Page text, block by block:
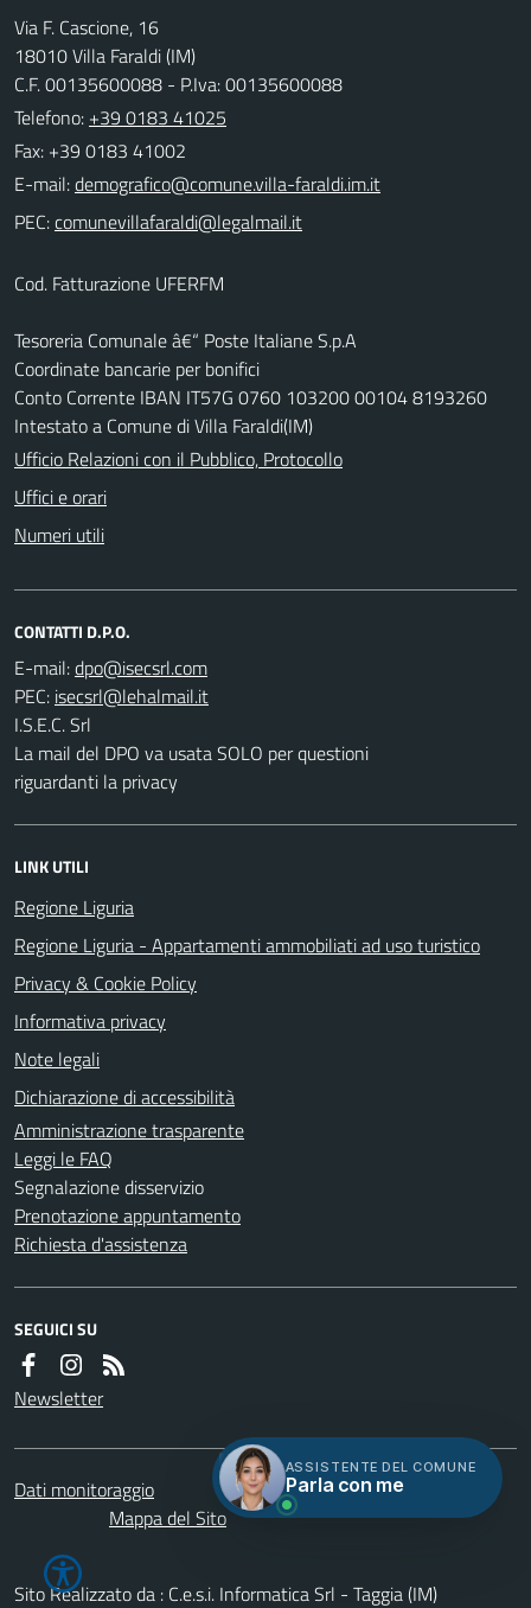
Via F. Cascione, 16
18010 Villa Faraldi (IM)
C.F. 00135600088 - P.Iva: 00135600088
Telefono: +39 0183 41025
Fax: +39 0183 41002
E-mail:
PEC:
Cod. Fatturazione UFERFM
Tesoreria Comunale â€“ Poste Italiane S.p.A
Coordinate bancarie per bonifici
Conto Corrente IBAN IT57G 0760 103200 00104 8193260
Intestato a Comune di Villa Faraldi(IM)
Ufficio Relazioni con il Pubblico, Protocollo
Uffici e orari
Numeri utili
CONTATTI D.P.O.
E-mail:
PEC:
I.S.E.C. Srl
La mail del DPO va usata SOLO per questioni
riguardanti la privacy
LINK UTILI
Regione Liguria
Regione Liguria - Appartamenti ammobiliati ad uso turistico
Privacy & Cookie Policy
Informativa privacy
Note legali
Dichiarazione di accessibilità
Amministrazione trasparente
Leggi le FAQ
Segnalazione disservizio
Prenotazione appuntamento
Richiesta d'assistenza
SEGUICI SU
Newsletter
Dati monitoraggio Servizi
Mappa del Sito
Sito Realizzato da : C.e.s.i. Informatica Srl - Taggia (IM)
ASSISTENTE DEL COMUNE
Parla con me